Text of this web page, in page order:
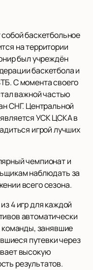
баскетбольное
на территории
был учреждён
баскетбола и
С момента своего
важной частью
СНГ. Центральной
УСК ЦСКА в
игрой лучших
чемпионат и
наблюдать за
всего сезона.
4 игр для каждой
автоматически
команды, занявшие
путевки через
высокую
результатов.